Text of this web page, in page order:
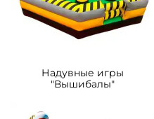
Надувные игры
"Вышибалы"